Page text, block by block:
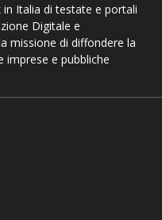
Italia di testate e portali
Digitale e
missione di diffondere la
imprese e pubbliche